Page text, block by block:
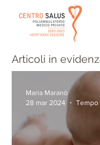
Articoli in
Maria Maranò
28 mar 2024
Tempo